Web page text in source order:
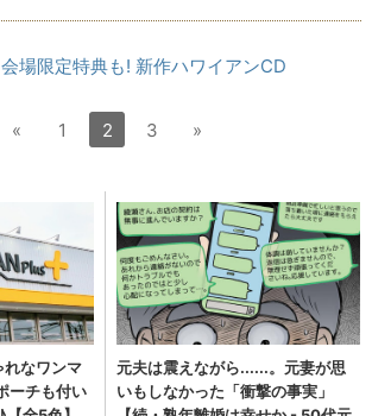
会場限定特典も! 新作ハワイアンCD
« 1 2 3 »